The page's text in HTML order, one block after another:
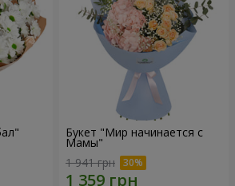
Букет "Мир начинается с
Мамы"
1 941 грн